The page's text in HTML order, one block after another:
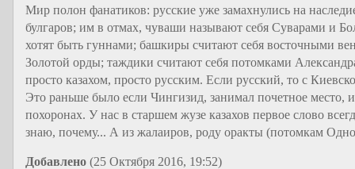
Мир полон фанатиков: русские уже замахнулись на
булгаров; им в отмах, чуваши называют себя Суварами и
хотят быть гуннами; башкиры считают себя восточными
Золотой орды; таждики считают себя потомками
просто казахом, просто русским. Если русский, то с
Это раньше было если Чингизид, занимал почетное место,
похоронах. У нас в старшем жузе казахов первое слово
знаю, почему... А из жалаиров, роду оракты (потомкам
Добавлено (25 Октября 2016, 19:52)